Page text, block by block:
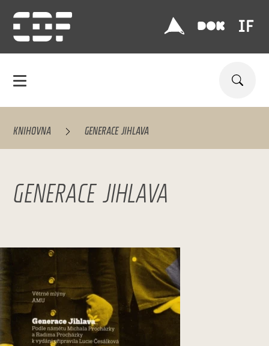
KNIHOVNA GENERACE JIHLAVA
GENERACE JIHLAVA